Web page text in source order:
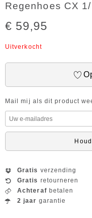
Regenhoes CX
€ 59,95
Uitverkocht
Mail mij als dit product
Gratis verzending
Gratis retourneren
Achteraf betalen
2 jaar garantie